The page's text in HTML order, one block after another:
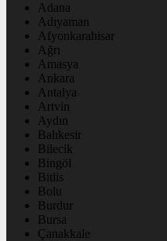
Adana
Adıyaman
Afyonkarahisar
Ağrı
Amasya
Ankara
Antalya
Artvin
Aydın
Balıkesir
Bilecik
Bingöl
Bitlis
Bolu
Burdur
Bursa
Çanakkale